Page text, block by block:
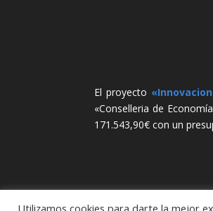
El proyecto
«Conselleria de
171.543,90€ con un
Utilizamos cookies para darte la mejor